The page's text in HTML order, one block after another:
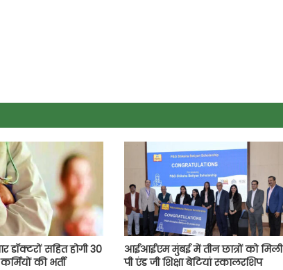
डॉक्टरों सहित होगी 30
की भर्ती
आईआईएम मुंबई में तीन छात्रों को मिली
पी एंड जी शिक्षा बेटियां स्कालरशिप